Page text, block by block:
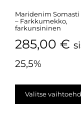
Maridenim
– Farkkumekko,
farkunsininen
285,00 €
25,5%
Valitse